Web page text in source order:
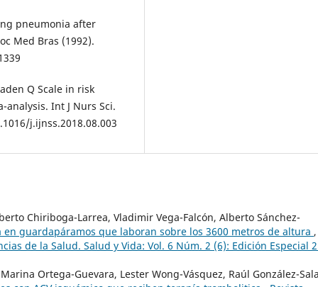
pneumonia after
Med Bras (1992).
Q Scale in risk
Int J Nurs Sci.
j.ijnss.2018.08.003
Chiriboga-Larrea, Vladimir Vega-Falcón, Alberto Sánchez-
guardapáramos que laboran sobre los 3600 metros de altura ,
de la Salud. Salud y Vida: Vol. 6 Núm. 2 (6): Edición Especial
Ortega-Guevara, Lester Wong-Vásquez, Raúl González-